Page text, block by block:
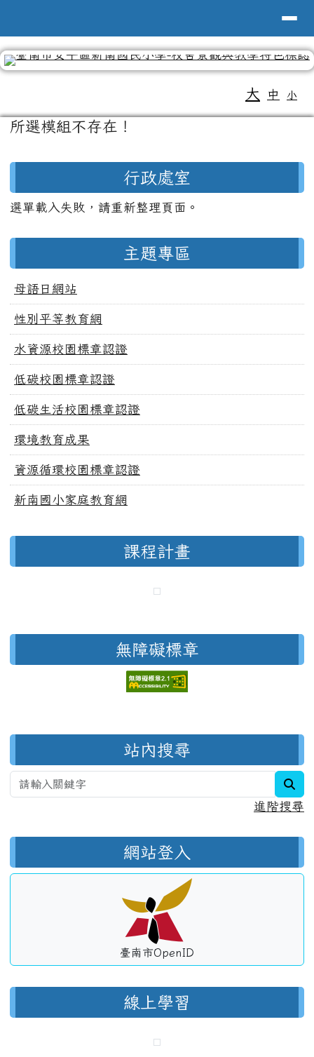
大 中 小
主內容區域
所選模組不存在！
行政處室
選單載入失敗，請重新整理頁面。
主題專區
母語日網站
性別平等教育網
水資源校園標章認證
低碳校園標章認證
低碳生活校園標章認證
環境教育成果
資源循環校園標章認證
新南國小家庭教育網
課程計畫
無障礙標章
站內搜尋
進階搜尋
網站登入
臺南市OpenID
線上學習
頁尾區域